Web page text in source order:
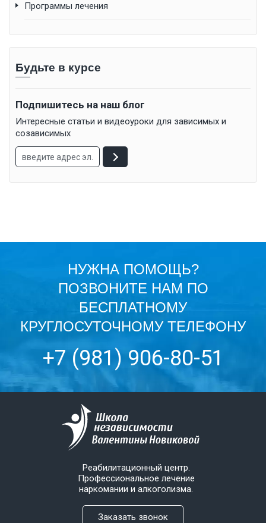
Программы лечения
Будьте в курсе
Подпишитесь на наш блог
Интересные статьи и видеоуроки для зависимых и
созависимых
НУЖНА ПОМОЩЬ?
ПОЗВОНИТЕ НАМ ПО
БЕСПЛАТНОМУ
КРУГЛОСУТОЧНОМУ ТЕЛЕФОНУ
+7 (981) 906-80-51
Реабилитационный центр.
Профессиональное лечение
наркомании и алкоголизма.
Заказать звонок